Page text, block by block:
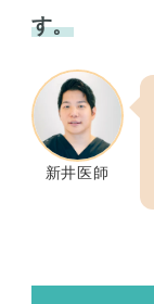
す。
新井医師